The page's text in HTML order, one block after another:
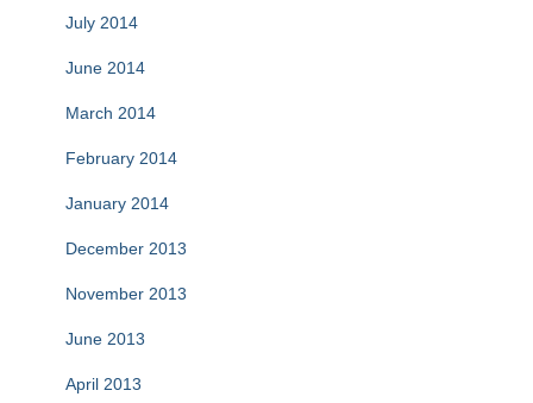
July 2014
June 2014
March 2014
February 2014
January 2014
December 2013
November 2013
June 2013
April 2013